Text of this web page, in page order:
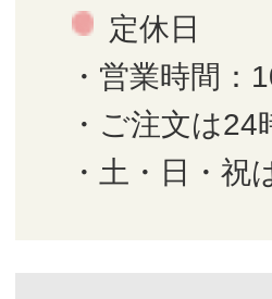
定休日
・営業時間：
・ご注文は
・土・日・